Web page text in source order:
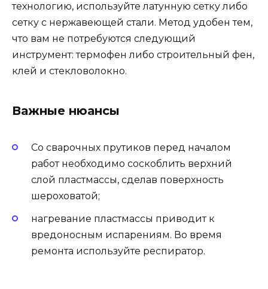
технологию, используйте латунную сетку либо
сетку с нержавеющей стали. Метод удобен тем,
что вам не потребуются следующий
инструмент: термофен либо строительный фен,
клей и стекловолокно.
Важные нюансы
Со сварочных прутиков перед началом
работ необходимо соскоблить верхний
слой пластмассы, сделав поверхность
шероховатой;
нагревание пластмассы приводит к
вредоносным испарениям. Во время
ремонта используйте респиратор.